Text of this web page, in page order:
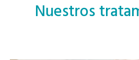
Nuestros